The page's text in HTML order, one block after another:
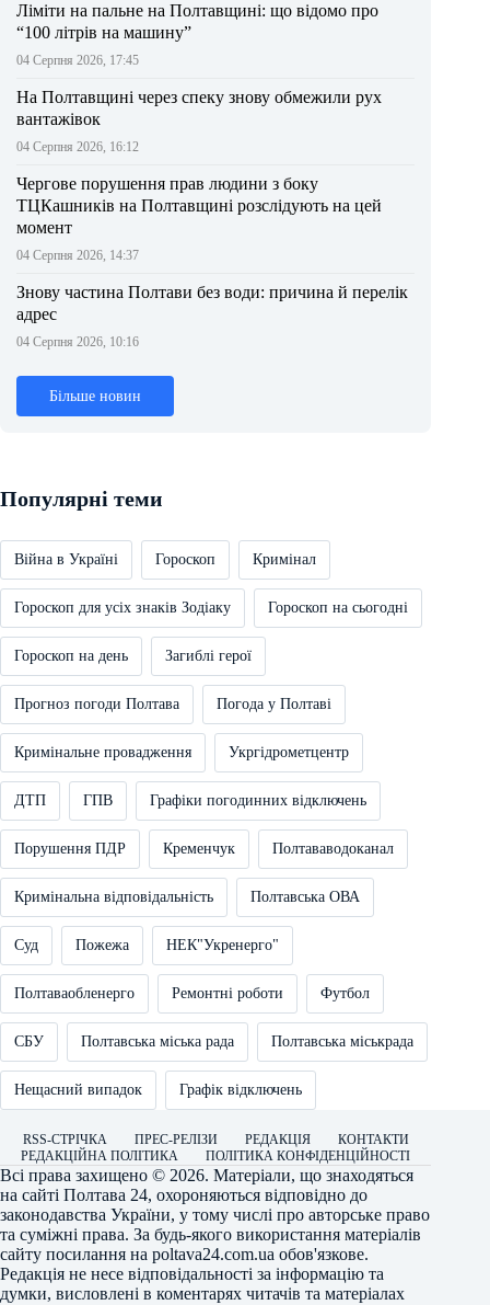
Ліміти на пальне на Полтавщині: що відомо про
“100 літрів на машину”
04 Серпня 2026, 17:45
На Полтавщині через спеку знову обмежили рух
вантажівок
04 Серпня 2026, 16:12
Чергове порушення прав людини з боку
ТЦКашників на Полтавщині розслідують на цей
момент
04 Серпня 2026, 14:37
Знову частина Полтави без води: причина й перелік
адрес
04 Серпня 2026, 10:16
Більше новин
Популярні теми
Війна в Україні Гороскоп Кримінал
Гороскоп для усіх знаків Зодіаку Гороскоп на сьогодні
Гороскоп на день Загиблі герої
Прогноз погоди Полтава Погода у Полтаві
Кримінальне провадження Укргідрометцентр
ДТП ГПВ Графіки погодинних відключень
Порушення ПДР Кременчук Полтававодоканал
Кримінальна відповідальність Полтавська ОВА
Суд Пожежа НЕК"Укренерго"
Полтаваобленерго Ремонтні роботи Футбол
СБУ Полтавська міська рада Полтавська міськрада
Нещасний випадок Графік відключень
RSS-СТРІЧКА ПРЕС-РЕЛІЗИ РЕДАКЦІЯ
КОНТАКТИ
РЕДАКЦІЙНА ПОЛІТИКА
ПОЛІТИКА КОНФІДЕНЦІЙНОСТІ
Всі права захищено © 2026. Матеріали, що знаходяться
на сайті Полтава 24, охороняються відповідно до
законодавства України, у тому числі про авторське право
та суміжні права. За будь-якого використання матеріалів
сайту посилання на poltava24.com.ua обов'язкове.
Редакція не несе відповідальності за інформацію та
думки, висловлені в коментарях читачів та матеріалах